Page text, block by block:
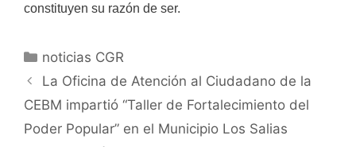
constituyen su razón de ser.
noticias CGR
La Oficina de Atención al Ciudadano de la
CEBM impartió “Taller de Fortalecimiento del
Poder Popular” en el Municipio Los Salias